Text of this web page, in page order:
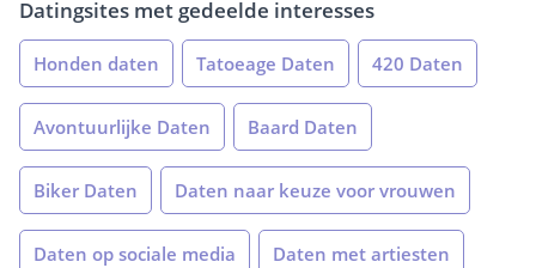
Datingsites met gedeelde interesses
Honden daten Tatoeage Daten 420 Daten
Avontuurlijke Daten Baard Daten
Biker Daten Daten naar keuze voor vrouwen
Daten op sociale media Daten met artiesten